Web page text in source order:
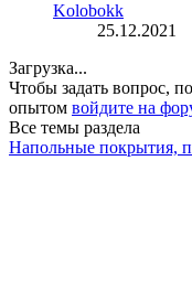
Kolobokk
25.12.2021
Загрузка...
Чтобы задать вопрос,
опытом войдите на
Все темы раздела
Напольные покрытия,